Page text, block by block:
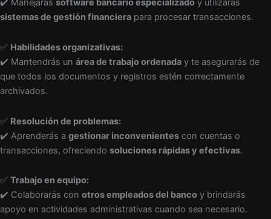
✔️ Manejarás software bancario especializado y utilizarás
sistemas de gestión financiera para procesar transacciones.
✅ Habilidades organizativas:
✔️ Mantendrás un área de trabajo ordenada y te asegurarás de
que todos los documentos y registros estén correctamente
archivados.
✅ Resolución de problemas:
✔️ Aprenderás a gestionar inconvenientes con cuentas o
transacciones, ofreciendo soluciones rápidas y efectivas.
✅ Trabajo en equipo:
✔️ Colaborarás con otros empleados del banco y brindarás
apoyo en actividades administrativas cuando sea necesario.